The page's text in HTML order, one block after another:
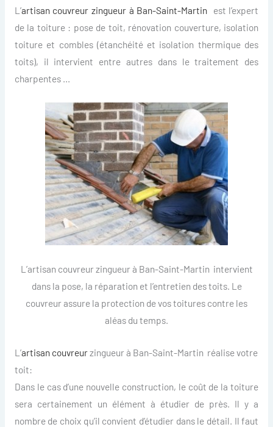
L’artisan couvreur zingueur à Ban-Saint-Martin est l’expert
de la toiture : pose de toit, rénovation couverture, isolation
toiture et combles (étanchéité et isolation thermique des
toits), il intervient entre autres dans le traitement des
charpentes …
L’artisan couvreur zingueur à Ban-Saint-Martin intervient
dans la pose, la réparation et l’entretien des toits. Le
couvreur assure la protection de vos toitures contre les
aléas du temps.
L’artisan couvreurzingueur à Ban-Saint-Martin réalise votre
toit:
Dans le cas d’une nouvelle construction, le coût de la toiture
sera certainement un élément à étudier de près. Il y a
nombre de choix qu’il convient d’étudier dans le détail. Il faut